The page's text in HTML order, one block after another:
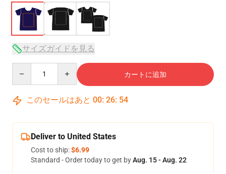
サイズガイドを見る
カートに追加
このセールはあと 00: 26: 54
Deliver to United States
Cost to ship:$6.99
Standard - Order today to get byAug. 15 - Aug. 22